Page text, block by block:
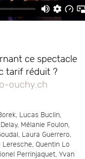
ce spectacle
tarif réduit ?
ouchy.ch
Lucas Buclin,
Mélanie Foulon,
Laura Guerrero,
Leresche, Quentin Lo
Perrinjaquet, Yvan